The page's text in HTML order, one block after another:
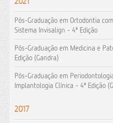
Pós-Graduação em Ortodontia
Sistema Invisalign - 4ª Edição
Pós-Graduação em Medicina e
Edição (Gandra)
Pós-Graduação em
Implantologia Clínica - 4ª Edição
2017